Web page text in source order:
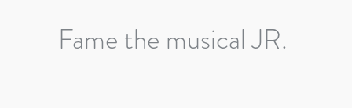
Fame the musical JR.